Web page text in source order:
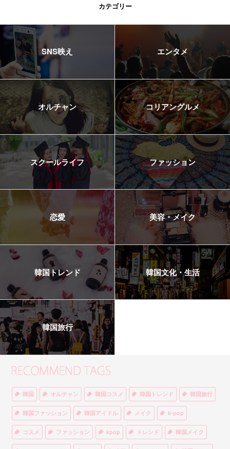
カテゴリー
SNS映え エンタメ
オルチャン コリアングルメ
スクールライフ ファッション
恋愛 美容・メイク
韓国トレンド 韓国文化・生活
韓国旅行
韓国 オルチャン 韓国コスメ 韓国トレンド 韓国旅行
韓国ファッション 韓国アイドル メイク k-pop
コスメ ファッション kpop トレンド 韓国メイク